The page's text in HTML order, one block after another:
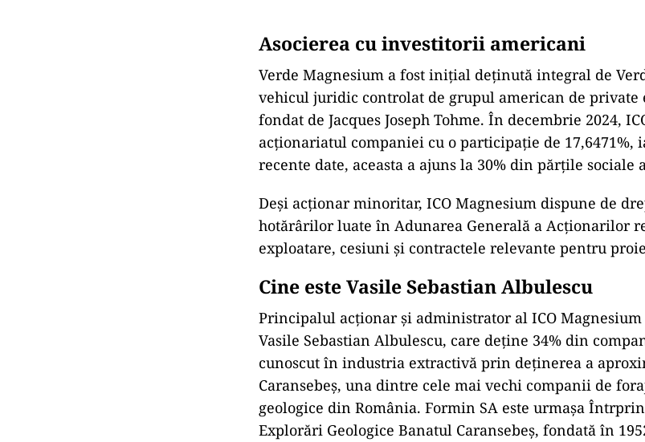
Asocierea cu investitorii americani
Verde Magnesium a fost inițial deținută integral de
vehicul juridic controlat de grupul american de private
fondat de Jacques Joseph Tohme. În decembrie 2024,
acționariatul companiei cu o participație de
recente date, aceasta a ajuns la 30% din părțile sociale
Deși acționar minoritar, ICO Magnesium dispune de
hotărârilor luate în Adunarea Generală a Acționarilor
exploatare, cesiuni și contractele relevante pentru
Cine este Vasile Sebastian Albulescu
Principalul acționar și administrator al ICO
Vasile Sebastian Albulescu, care deține 34% din
cunoscut în industria extractivă prin deținerea a
Caransebeș, una dintre cele mai vechi companii de
geologice din România. Formin SA este urmașa
Explorări Geologice Banatul Caransebeș, fondată în